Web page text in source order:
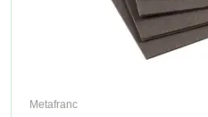
Metafranc